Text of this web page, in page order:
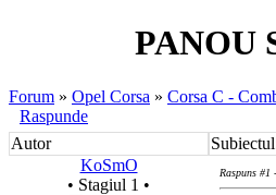
PANOU
Forum » Opel Corsa » Corsa C -
Raspunde
Autor
KoSmO
• Stagiul 1 •
Raspuns